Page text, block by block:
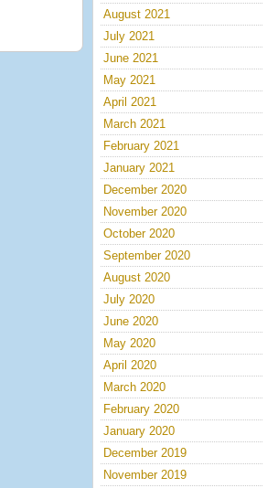
August 2021
July 2021
June 2021
May 2021
April 2021
March 2021
February 2021
January 2021
December 2020
November 2020
October 2020
September 2020
August 2020
July 2020
June 2020
May 2020
April 2020
March 2020
February 2020
January 2020
December 2019
November 2019